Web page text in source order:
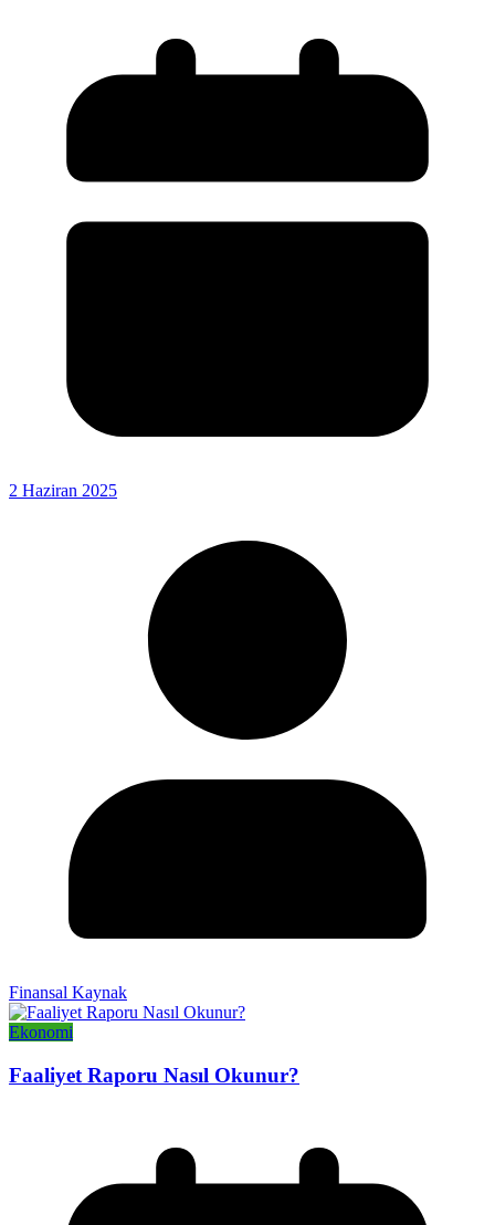
2 Haziran 2025
Finansal Kaynak
Ekonomi
Faaliyet Raporu Nasıl Okunur?